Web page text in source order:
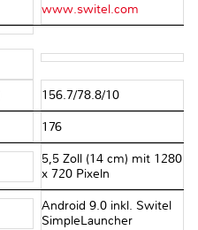
www.switel.com
156.7/78.8/10
176
5,5 Zoll (14 cm) mit 1280
x 720 Pixeln
Android 9.0 inkl. Switel
SimpleLauncher